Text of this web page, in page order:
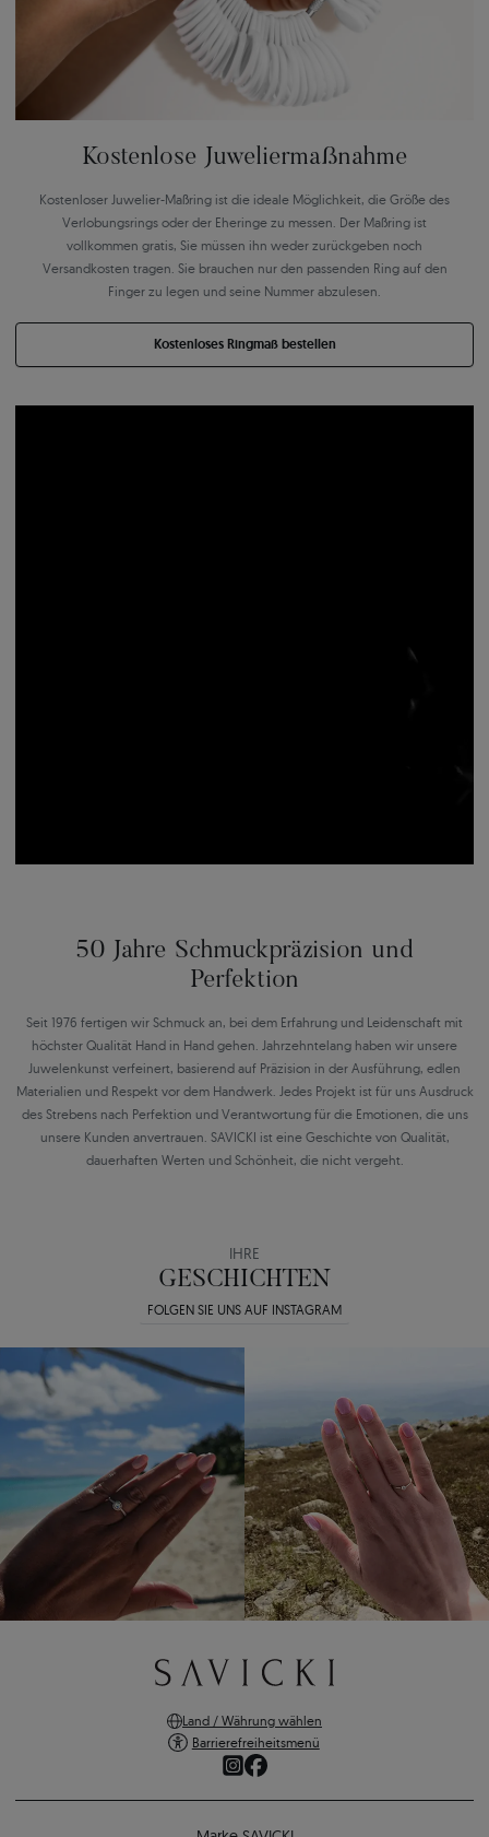
Kostenlose Juweliermaßnahme
Kostenloser Juwelier-Maßring ist die ideale Möglichkeit, die Größe des
Verlobungsrings oder der Eheringe zu messen. Der Maßring ist
vollkommen gratis, Sie müssen ihn weder zurückgeben noch
Versandkosten tragen. Sie brauchen nur den passenden Ring auf den
Finger zu legen und seine Nummer abzulesen.
Kostenloses Ringmaß bestellen
50 Jahre Schmuckpräzision und
Perfektion
Seit 1976 fertigen wir Schmuck an, bei dem Erfahrung und Leidenschaft mit
höchster Qualität Hand in Hand gehen. Jahrzehntelang haben wir unsere
Juwelenkunst verfeinert, basierend auf Präzision in der Ausführung, edlen
Materialien und Respekt vor dem Handwerk. Jedes Projekt ist für uns Ausdruck
des Strebens nach Perfektion und Verantwortung für die Emotionen, die uns
unsere Kunden anvertrauen. SAVICKI ist eine Geschichte von Qualität,
dauerhaften Werten und Schönheit, die nicht vergeht.
IHRE
GESCHICHTEN
FOLGEN SIE UNS AUF INSTAGRAM
Land / Währung wählen
Barrierefreiheitsmenü